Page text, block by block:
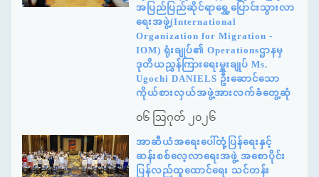
အပြည်ပြည်ဆိုင်ရာရွှေ့ပြောင်းသွားလာ
ရေးအဖွဲ့(International
Organization for Migration -
IOM) ရုံးချုပ်၏ Operationsဌာနမှ
ဒုတိယညွှန်ကြားရေးမှူးချုပ် Ms.
Ugochi DANIELS ဦးဆောင်သော
ကိုယ်စားလှယ်အဖွဲ့အားလက်ခံတွေ့ဆုံ
၀၆ ဩဂုတ် ၂၀၂၆
အာဆီယံအရေးပေါ်တုံ့ပြန်ရေးနှင့်
ဆန်းစစ်လေ့လာရေးအဖွဲ့ အစောပိုင်း
ပြန်လည်ထူထောင်ရေး သင်တန်း